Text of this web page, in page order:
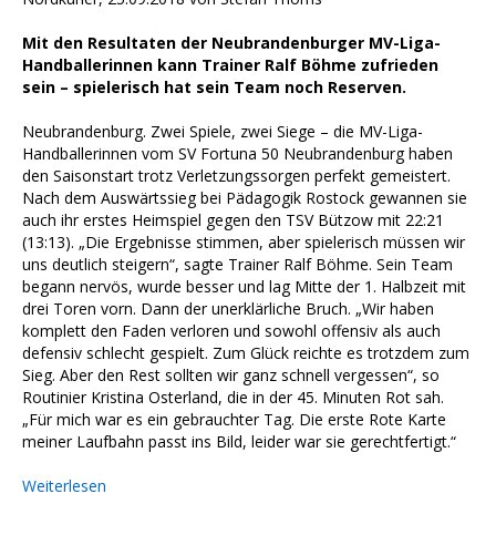
Mit den Resultaten der Neubrandenburger MV-Liga-
Handballerinnen kann Trainer Ralf Böhme zufrieden
sein – spielerisch hat sein Team noch Reserven.
Neubrandenburg. Zwei Spiele, zwei Siege – die MV-Liga-
Handballerinnen vom SV Fortuna 50 Neubrandenburg haben
den Saisonstart trotz Verletzungssorgen perfekt gemeistert.
Nach dem Auswärtssieg bei Pädagogik Rostock gewannen sie
auch ihr erstes Heimspiel gegen den TSV Bützow mit 22:21
(13:13). „Die Ergebnisse stimmen, aber spielerisch müssen wir
uns deutlich steigern“, sagte Trainer Ralf Böhme. Sein Team
begann nervös, wurde besser und lag Mitte der 1. Halbzeit mit
drei Toren vorn. Dann der unerklärliche Bruch. „Wir haben
komplett den Faden verloren und sowohl offensiv als auch
defensiv schlecht gespielt. Zum Glück reichte es trotzdem zum
Sieg. Aber den Rest sollten wir ganz schnell vergessen“, so
Routinier Kristina Osterland, die in der 45. Minuten Rot sah.
„Für mich war es ein gebrauchter Tag. Die erste Rote Karte
meiner Laufbahn passt ins Bild, leider war sie gerechtfertigt.“
Weiterlesen